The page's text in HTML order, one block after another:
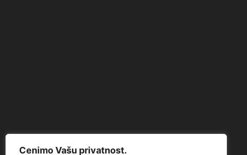
Cenimo Vašu privatnost.